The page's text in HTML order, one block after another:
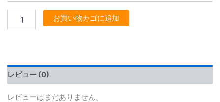
お買い物カゴに追加
レビュー (0)
レビューはまだありません。